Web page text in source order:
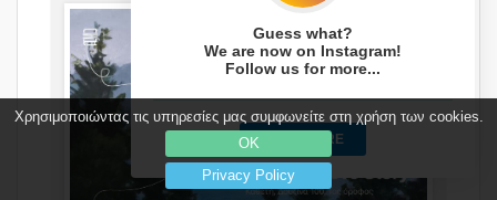
Χρησιμοποιώντας τις υπηρεσίες μας συμφωνείτε στη χρήση των cookies.
OK
Privacy Policy
Guess what?
We are now on Instagram!
Follow us for more...
CLICK HERE